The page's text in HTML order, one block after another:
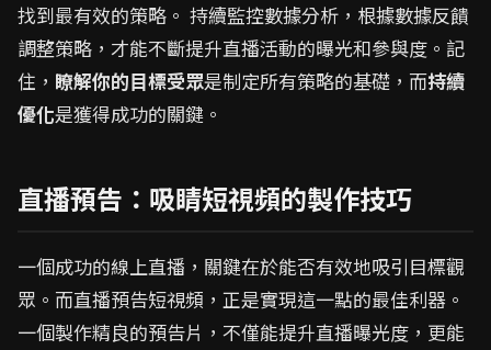
找到最有效的策略。 持續監控數據分析，根據數據反饋
調整策略，才能不斷提升直播活動的曝光和參與度。記
住， 瞭解你的目標受眾是制定所有策略的基礎，而持續
優化是獲得成功的關鍵。
直播預告：吸睛短視頻的製作技巧
一個成功的線上直播，關鍵在於能否有效地吸引目標觀
眾。而直播預告短視頻，正是實現這一點的最佳利器。
一個製作精良的預告片，不僅能提升直播曝光度，更能